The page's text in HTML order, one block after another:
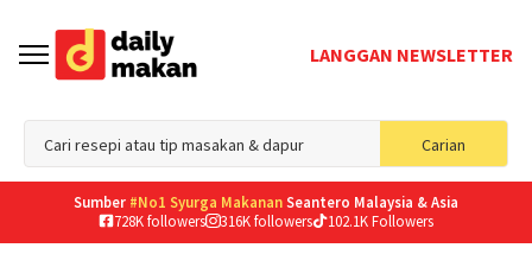
LANGGAN NEWSLETTER
Carian
for:
Sumber #No1 Syurga MakananSeantero Malaysia & Asia
728K followers
316K followers 102.1K Followers